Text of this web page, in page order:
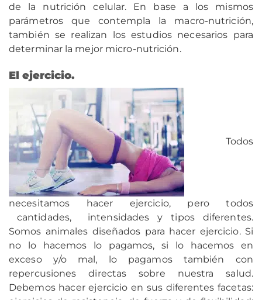
de la nutrición celular. En base a los mismos
parámetros que contempla la macro-nutrición,
también se realizan los estudios necesarios para
determinar la mejor micro-nutrición.
El ejercicio.
Todos
necesitamos hacer ejercicio, pero todos
cantidades, intensidades y tipos diferentes.
Somos animales diseñados para hacer ejercicio. Si
no lo hacemos lo pagamos, si lo hacemos en
exceso y/o mal, lo pagamos también con
repercusiones directas sobre nuestra salud.
Debemos hacer ejercicio en sus diferentes facetas: